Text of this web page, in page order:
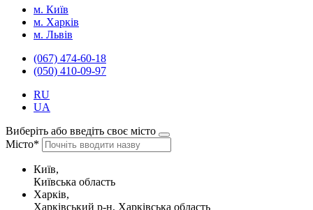
м. Київ
м. Харків
м. Львів
(067) 474-60-18
(050) 410-09-97
RU
UA
Виберіть або введіть своє місто
Місто*
Київ,
Київська область
Харків,
Харківський р-н, Харківська область